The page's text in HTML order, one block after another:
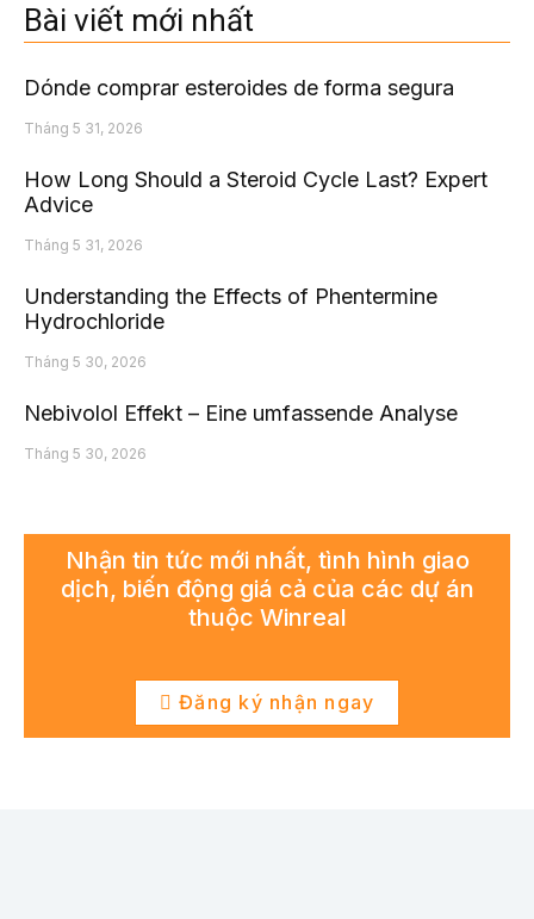
Bài viết mới nhất
Dónde comprar esteroides de forma segura
Tháng 5 31, 2026
How Long Should a Steroid Cycle Last? Expert
Advice
Tháng 5 31, 2026
Understanding the Effects of Phentermine
Hydrochloride
Tháng 5 30, 2026
Nebivolol Effekt – Eine umfassende Analyse
Tháng 5 30, 2026
Nhận tin tức mới nhất, tình hình giao
dịch, biến động giá cả của các dự án
thuộc Winreal
Đăng ký nhận ngay